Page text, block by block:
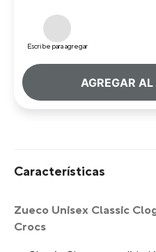
Escribe para agregar
AGREGAR
Características
Zueco Unisex Classic
Crocs